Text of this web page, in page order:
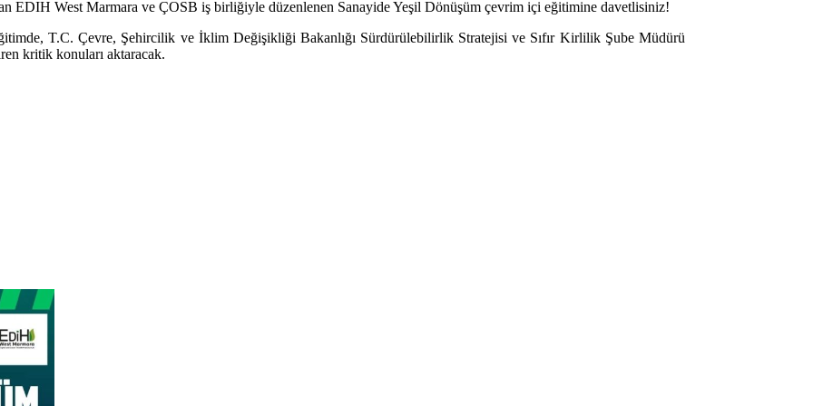
EDIH West Marmara ve ÇOSB iş birliğiyle düzenlenen Sanayide Yeşil Dönüşüm çevrim içi eğitimine davetlisiniz!
T.C. Çevre, Şehircilik ve İklim Değişikliği Bakanlığı Sürdürülebilirlik Stratejisi ve Sıfır Kirlilik Şube Müdürü
kritik konuları aktaracak.